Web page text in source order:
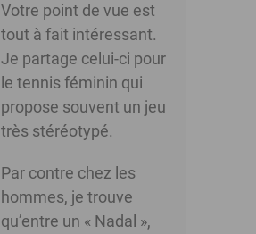
Votre point de vue est
tout à fait intéressant.
Je partage celui-ci pour
le tennis féminin qui
propose souvent un jeu
très stéréotypé.
Par contre chez les
hommes, je trouve
qu’entre un « Nadal »,